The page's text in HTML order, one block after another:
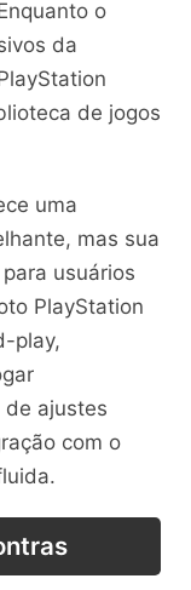
o
da
de jogos
uma
mas sua
usuários
PlayStation
play,
ajustes
com o